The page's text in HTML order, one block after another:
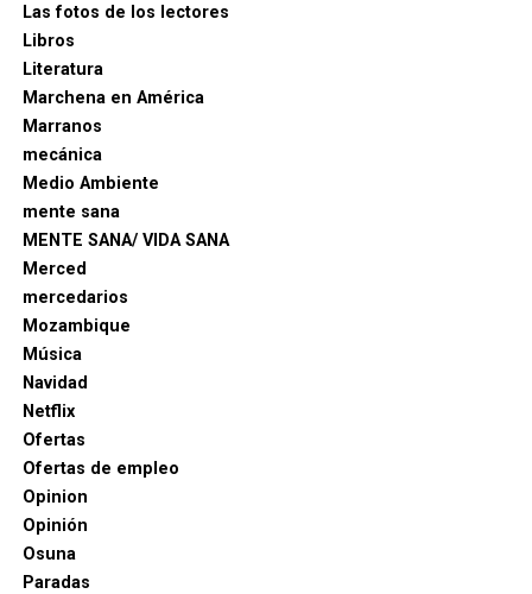
Las fotos de los lectores
Libros
Literatura
Marchena en América
Marranos
mecánica
Medio Ambiente
mente sana
MENTE SANA/ VIDA SANA
Merced
mercedarios
Mozambique
Música
Navidad
Netflix
Ofertas
Ofertas de empleo
Opinion
Opinión
Osuna
Paradas